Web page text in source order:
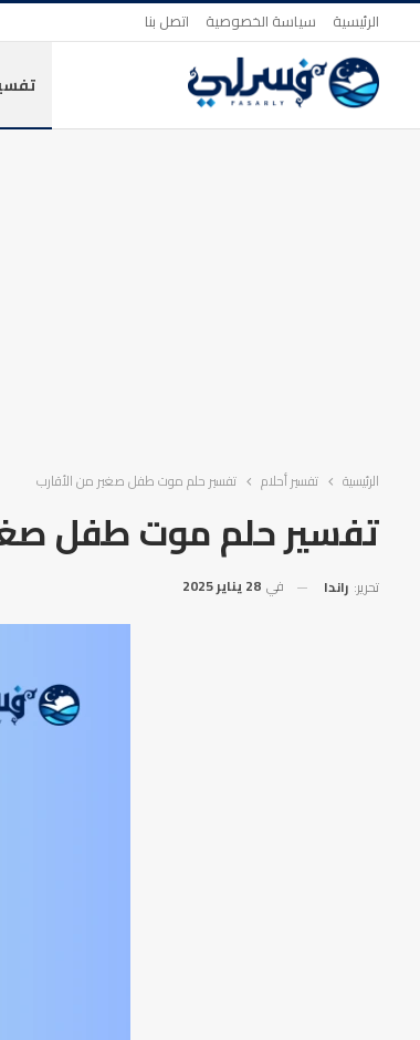
الرئيسية سياسة الخصوصية اتصل بنا
الرئيسية تفسير أحلام تفسير حلم موت طفل صغير من الأقارب
تفسير حلم موت طفل
تحرير: راندا في 28 يناير 2025